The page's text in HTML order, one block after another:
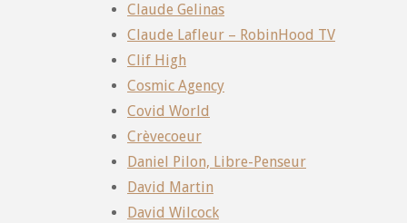
Claude Gelinas
Claude Lafleur – RobinHood TV
Clif High
Cosmic Agency
Covid World
Crèvecoeur
Daniel Pilon, Libre-Penseur
David Martin
David Wilcock